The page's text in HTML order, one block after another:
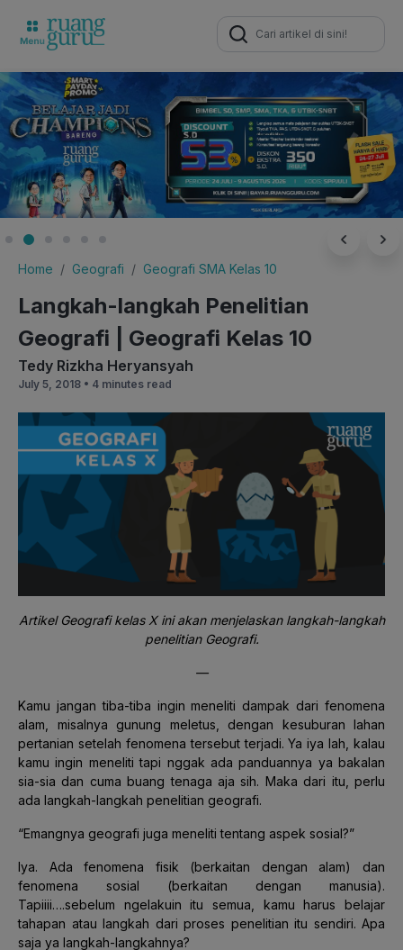
Search
for:
Home Geografi Geografi SMA Kelas 10
Langkah-langkah Penelitian
Geografi | Geografi Kelas 10
Tedy Rizkha Heryansyah
July 5, 2018 • 4 minutes read
Artikel Geografi kelas X ini akan menjelaskan langkah-langkah
penelitian Geografi.
—
Kamu jangan tiba-tiba ingin meneliti dampak dari fenomena
alam, misalnya gunung meletus, dengan kesuburan lahan
pertanian setelah fenomena tersebut terjadi. Ya iya lah, kalau
kamu ingin meneliti tapi nggak ada panduannya ya bakalan
sia-sia dan cuma buang tenaga aja sih. Maka dari itu, perlu
ada langkah-langkah penelitian geografi.
“Emangnya geografi juga meneliti tentang aspek sosial?”
Iya. Ada fenomena fisik (berkaitan dengan alam) dan
fenomena sosial (berkaitan dengan manusia).
Tapiiii….sebelum ngelakuin itu semua, kamu harus belajar
tahapan atau langkah dari proses penelitian itu sendiri. Apa
saja ya langkah-langkahnya?